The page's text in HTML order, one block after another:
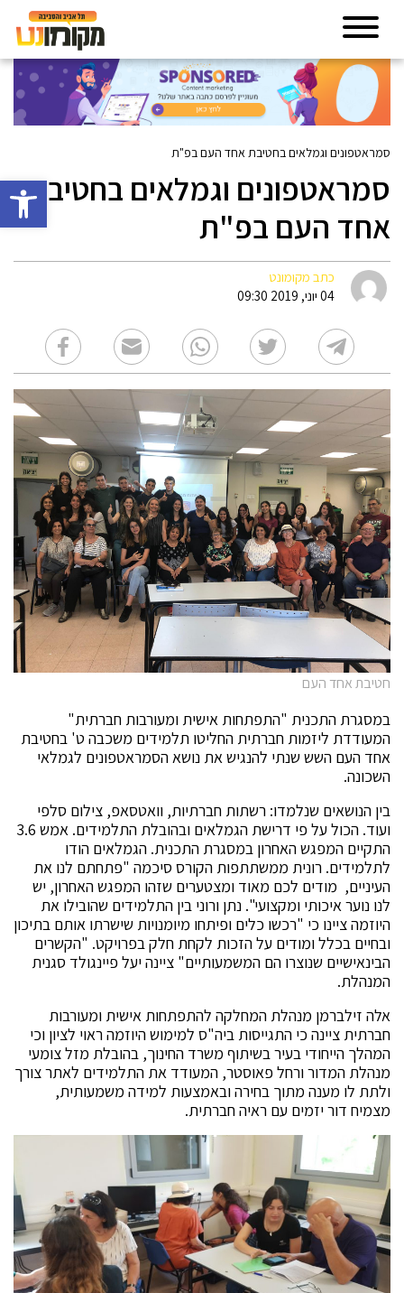
פתח
סמראטפונים וגמלאים בחטיבת אחד העם בפ"ת
סמראטפונים וגמלאים בחטיבת
אחד העם בפ"ת
כתב מקומונט
04 יוני, 2019 09:30
חטיבת אחד העם
במסגרת התכנית "התפתחות אישית ומעורבות חברתית"
המעודדת ליזמות חברתית החליטו תלמידים משכבה ט' בחטיבת
אחד העם השש שנתי להנגיש את נושא הסמראטפונים לגמלאי
השכונה.
בין הנושאים שנלמדו: רשתות חברתיות, וואטסאפ, צילום סלפי
ועוד. הכול על פי דרישת הגמלאים ובהובלת התלמידים. אמש 3.6
התקיים המפגש האחרון במסגרת התכנית. הגמלאים הודו
לתלמידים. רונית ממשתתפות הקורס סיכמה "פתחתם לנו את
העיניים, מודים לכם מאוד ומצטערים שזהו המפגש האחרון, יש
לנו נוער איכותי ומקצועי". נתן ורוני בין התלמידים שהובילו את
היוזמה ציינו כי "רכשו כלים ופיתחו מיומנויות שישרתו אותם בתיכון
ובחיים בכלל ומודים על הזכות לקחת חלק בפרויקט. "הקשרים
הבינאישיים שנוצרו הם המשמעותיים" ציינה יעל פיינגולד סגנית
המנהלת.
אלה זילברמן מנהלת המחלקה להתפתחות אישית ומעורבות
חברתית ציינה כי התגייסות ביה"ס למימוש היוזמה ראוי לציון וכי
המהלך הייחודי בעיר בשיתוף משרד החינוך, בהובלת מזל צומעי
מנהלת המדור ורחל פאוסטר, המעודד את התלמידים לאתר צורך
ולתת לו מענה מתוך בחירה ובאמצעות למידה משמעותית,
מצמיח דור יזמים עם ראיה חברתית.